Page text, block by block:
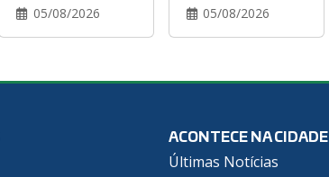
05/08/2026 05/08/2026
ACONTECE NA CIDADE
Últimas Notícias